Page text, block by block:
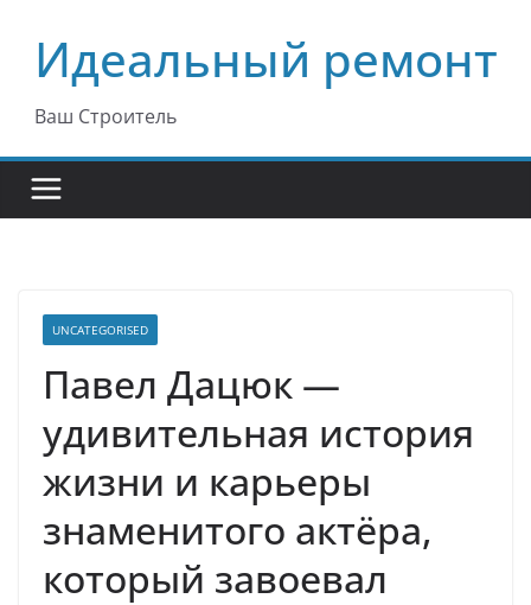
содержимому
Идеальный ремонт
Ваш Строитель
UNCATEGORISED
Павел Дацюк —
удивительная история
жизни и карьеры
знаменитого актёра,
который завоевал